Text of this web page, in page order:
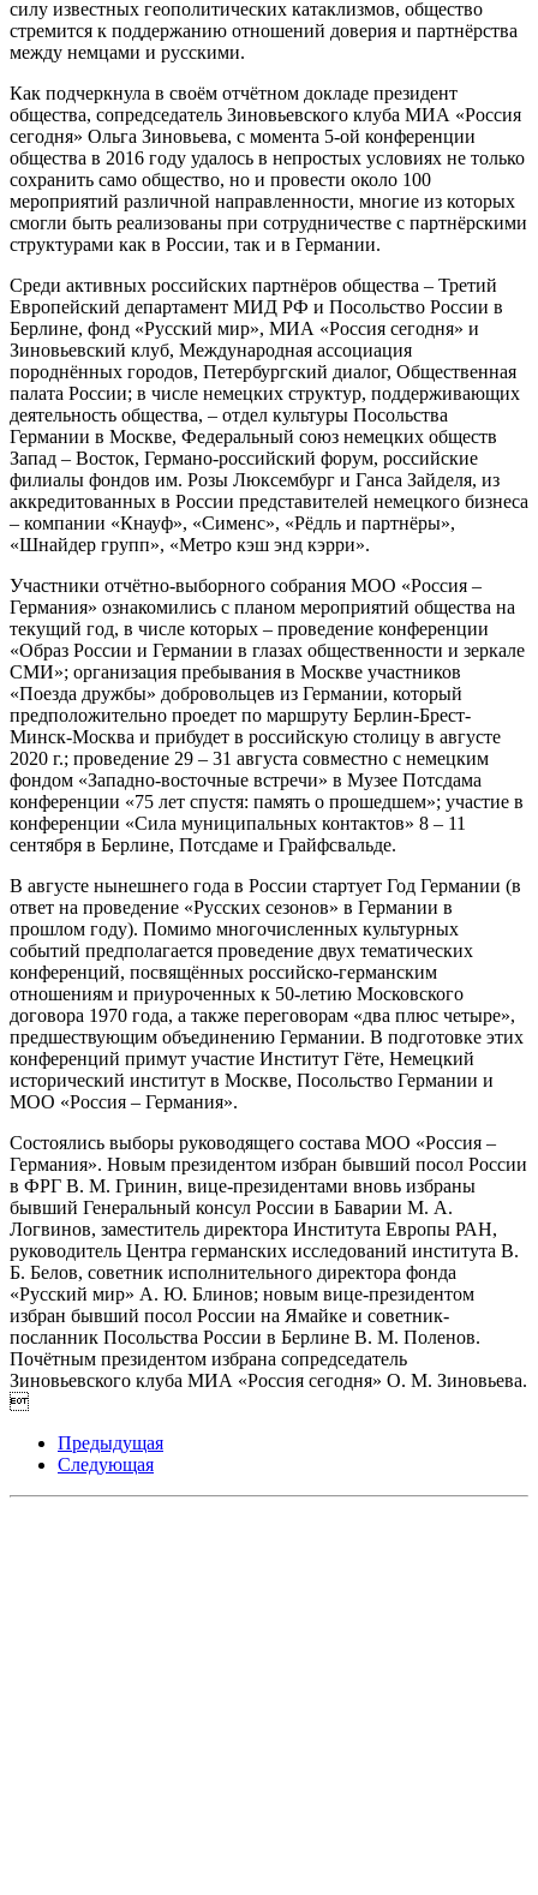
силу известных геополитических катаклизмов, общество
стремится к поддержанию отношений доверия и партнёрства
между немцами и русскими.
Как подчеркнула в своём отчётном докладе президент
общества, сопредседатель Зиновьевского клуба МИА «Россия
сегодня» Ольга Зиновьева, с момента 5-ой конференции
общества в 2016 году удалось в непростых условиях не только
сохранить само общество, но и провести около 100
мероприятий различной направленности, многие из которых
смогли быть реализованы при сотрудничестве с партнёрскими
структурами как в России, так и в Германии.
Среди активных российских партнёров общества – Третий
Европейский департамент МИД РФ и Посольство России в
Берлине, фонд «Русский мир», МИА «Россия сегодня» и
Зиновьевский клуб, Международная ассоциация
породнённых городов, Петербургский диалог, Общественная
палата России; в числе немецких структур, поддерживающих
деятельность общества, – отдел культуры Посольства
Германии в Москве, Федеральный союз немецких обществ
Запад – Восток, Германо-российский форум, российские
филиалы фондов им. Розы Люксембург и Ганса Зайделя, из
аккредитованных в России представителей немецкого бизнеса
– компании «Кнауф», «Сименс», «Рёдль и партнёры»,
«Шнайдер групп», «Метро кэш энд кэрри».
Участники отчётно-выборного собрания МОО «Россия –
Германия» ознакомились с планом мероприятий общества на
текущий год, в числе которых – проведение конференции
«Образ России и Германии в глазах общественности и зеркале
СМИ»; организация пребывания в Москве участников
«Поезда дружбы» добровольцев из Германии, который
предположительно проедет по маршруту Берлин-Брест-
Минск-Москва и прибудет в российскую столицу в августе
2020 г.; проведение 29 – 31 августа совместно с немецким
фондом «Западно-восточные встречи» в Музее Потсдама
конференции «75 лет спустя: память о прошедшем»; участие в
конференции «Сила муниципальных контактов» 8 – 11
сентября в Берлине, Потсдаме и Грайфсвальде.
В августе нынешнего года в России стартует Год Германии (в
ответ на проведение «Русских сезонов» в Германии в
прошлом году). Помимо многочисленных культурных
событий предполагается проведение двух тематических
конференций, посвящённых российско-германским
отношениям и приуроченных к 50-летию Московского
договора 1970 года, а также переговорам «два плюс четыре»,
предшествующим объединению Германии. В подготовке этих
конференций примут участие Институт Гёте, Немецкий
исторический институт в Москве, Посольство Германии и
МОО «Россия – Германия».
Состоялись выборы руководящего состава МОО «Россия –
Германия». Новым президентом избран бывший посол России
в ФРГ В. М. Гринин, вице-президентами вновь избраны
бывший Генеральный консул России в Баварии М. А.
Логвинов, заместитель директора Института Европы РАН,
руководитель Центра германских исследований института В.
Б. Белов, советник исполнительного директора фонда
«Русский мир» А. Ю. Блинов; новым вице-президентом
избран бывший посол России на Ямайке и советник-
посланник Посольства России в Берлине В. М. Поленов.
Почётным президентом избрана сопредседатель
Зиновьевского клуба МИА «Россия сегодня» О. М. Зиновьева.

Предыдущая
Следующая